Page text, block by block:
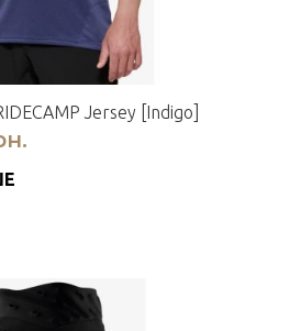
Jersey [Indigo]